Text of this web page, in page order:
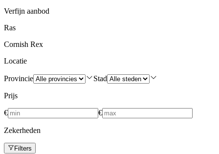
Verfijn aanbod
Ras
Cornish Rex
Locatie
Provincie Stad
Prijs
€ €
Zekerheden
Filters